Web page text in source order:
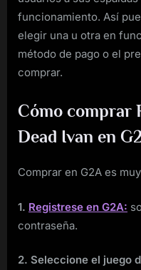
funcionamiento. Así
elegir una u otra en
método de pago o el
comprar.
Cómo comprar
Dead Ivan en
Comprar en G2A es
1. Registrese en G2A:
contraseña.
2. Seleccione el juego